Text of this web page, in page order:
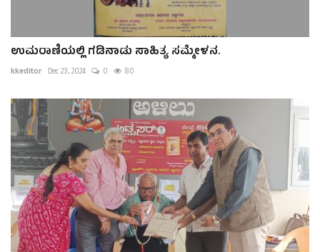
ಉಮರಾಣಿಯಲ್ಲಿ ಗಡಿನಾಡು ಸಾಹಿತ್ಯ ಸಮ್ಮೇಳನ.
kkeditor Dec 23, 2024 0 80